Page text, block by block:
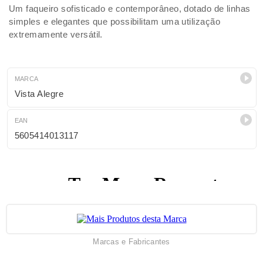
Um faqueiro sofisticado e contemporâneo, dotado de linhas
simples e elegantes que possibilitam uma utilização
extremamente versátil.
MARCA
Vista Alegre
EAN
5605414013117
Marcas e Fabricantes